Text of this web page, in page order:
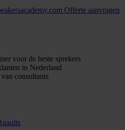
Offerte aanvragen
voor de beste sprekers
in Nederland
consultants